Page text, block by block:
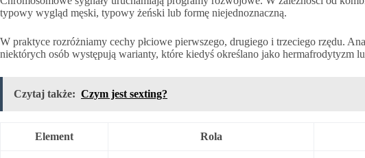
typowy wygląd męski, typowy żeński lub formę niejednoznaczną.
W praktyce rozróżniamy cechy płciowe pierwszego, drugiego i trzeciego rzędu.
niektórych osób występują warianty, które kiedyś określano jako hermafrodytyzm
Czytaj także: Czym jest sexting?
Element Rola